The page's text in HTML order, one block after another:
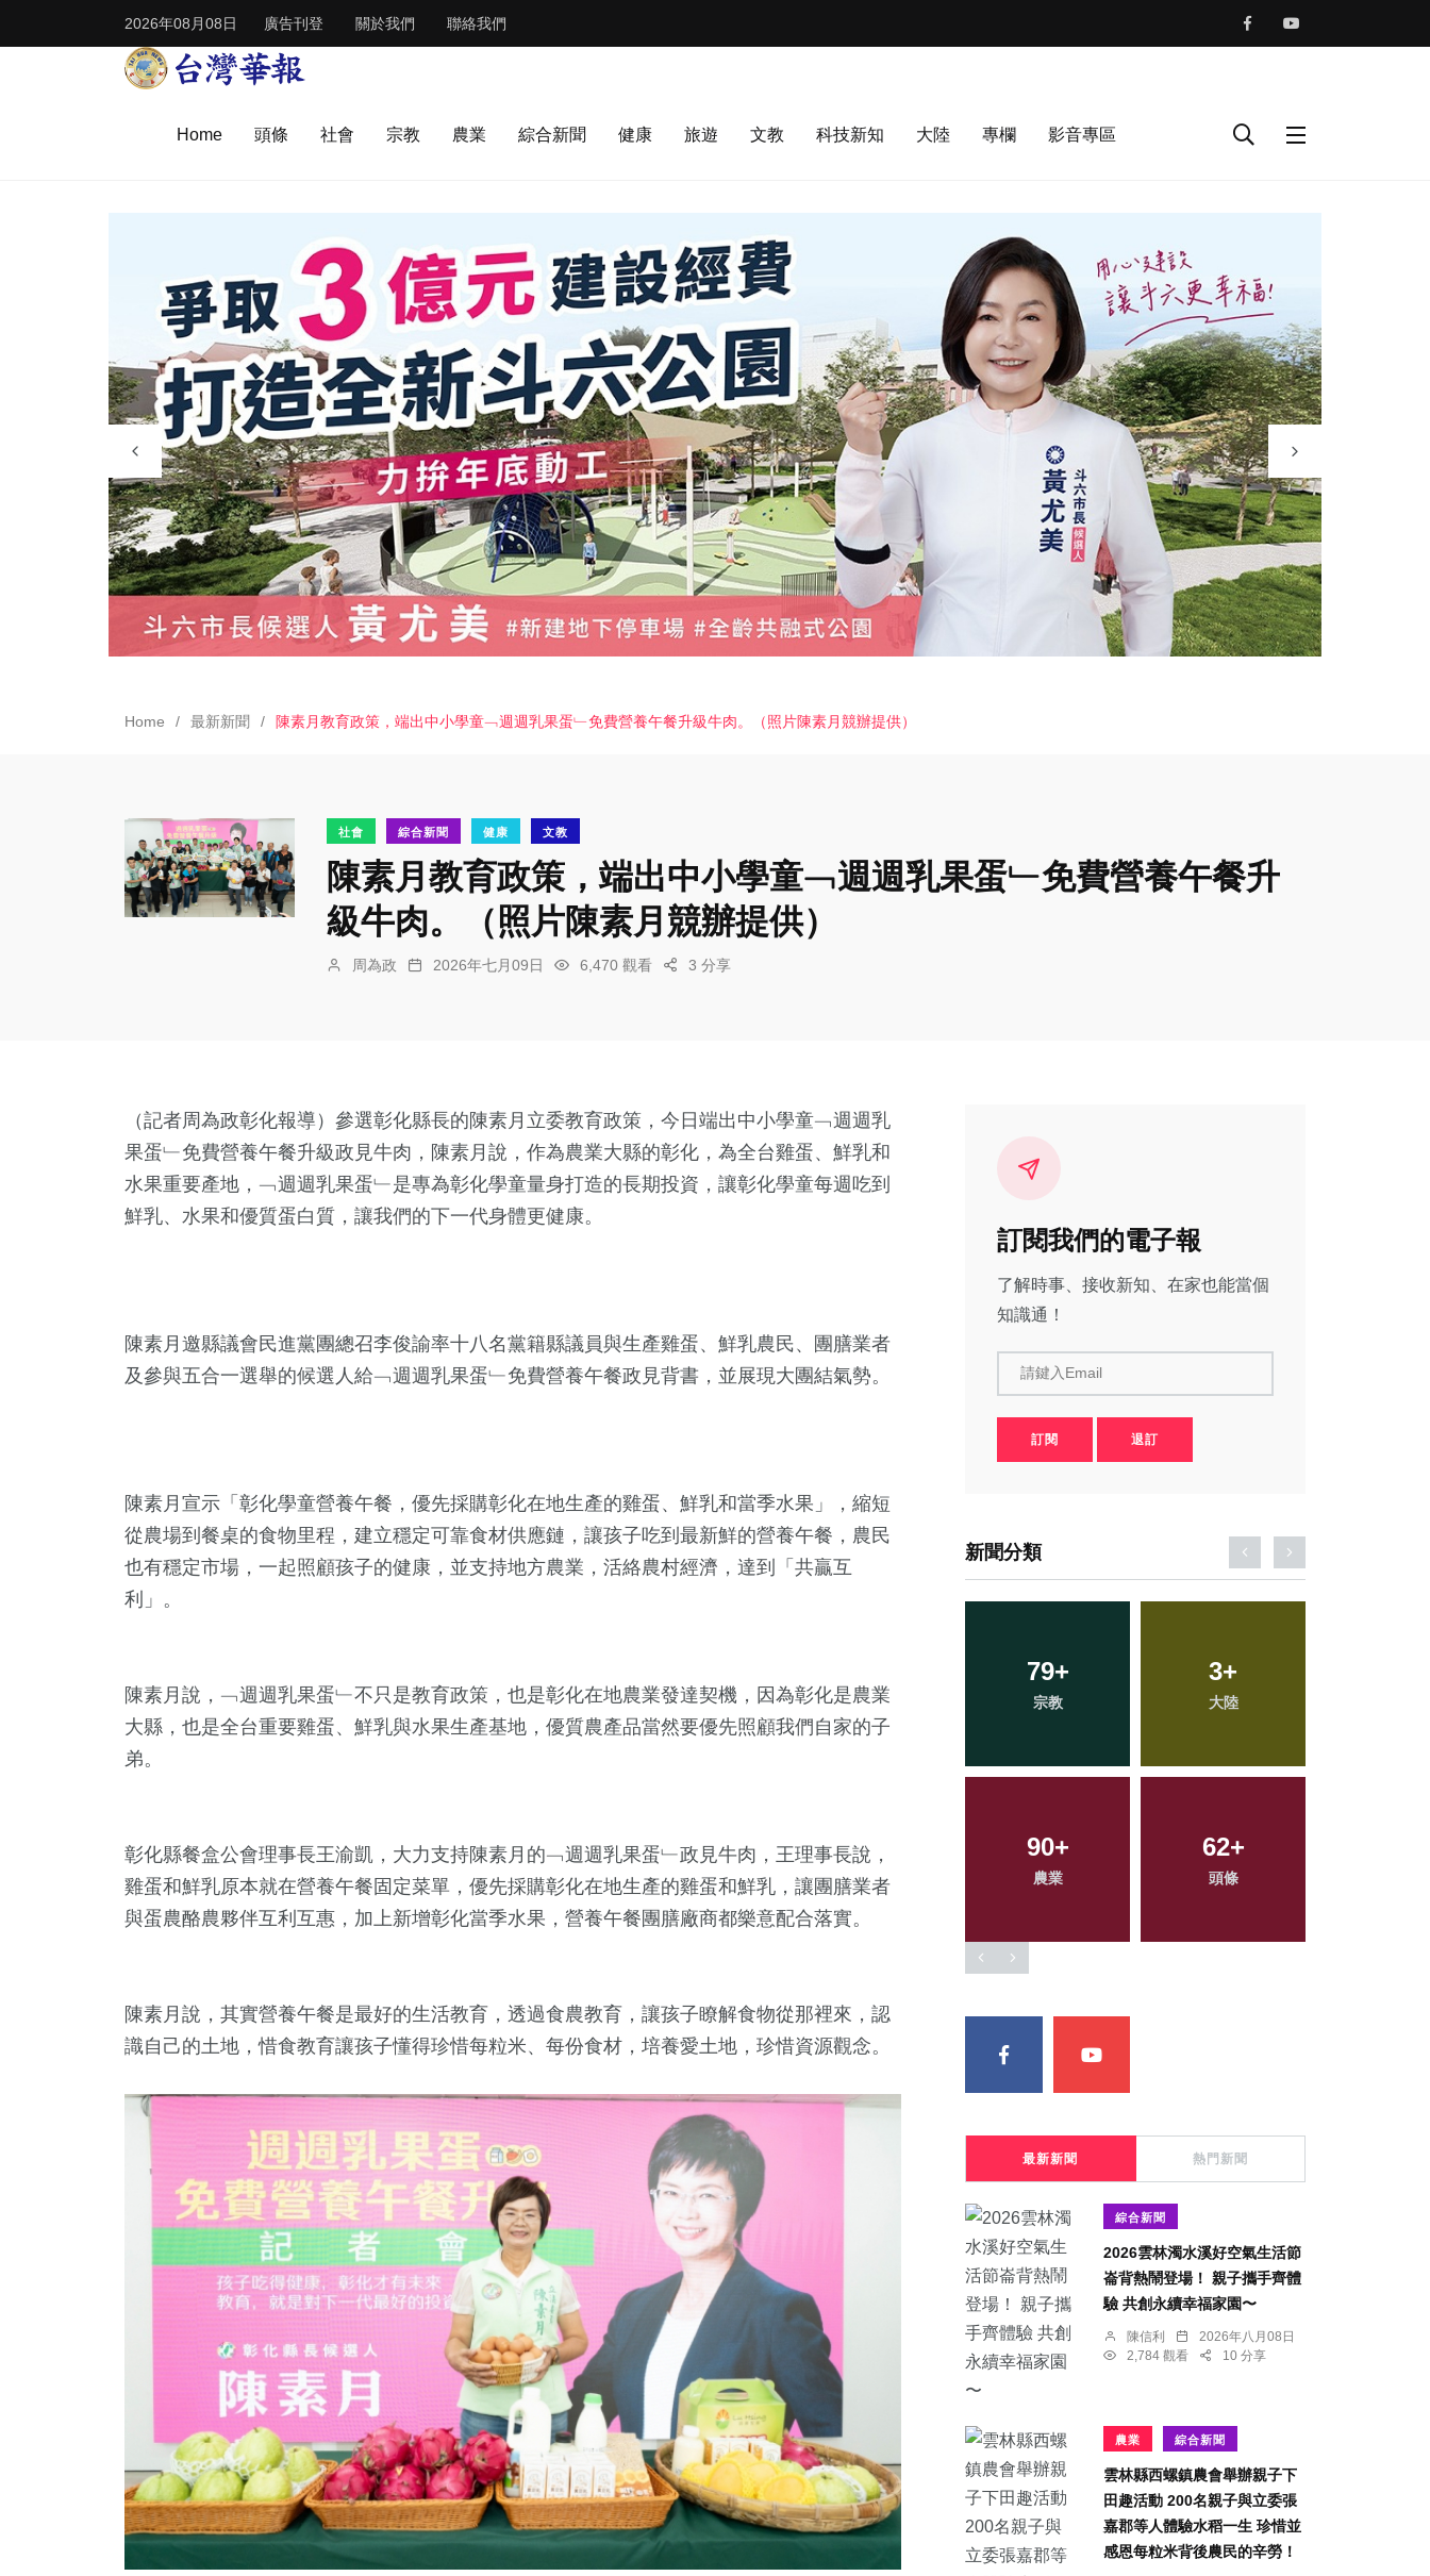
2026年08月08日 廣告刊登 關於我們 聯絡我們
Home 頭條 社會 宗教 農業 綜合新聞 健康 旅遊 文教 科技新知 大陸 專欄 影音專區
Home 最新新聞 陳素月教育政策，端出中小學童﹁週週乳果蛋﹂免費營養午餐升級牛肉。（照片陳素月競辦提供）
社會 綜合新聞 健康 文教
陳素月教育政策，端出中小學童﹁週週乳果蛋﹂免費營養午餐升
級牛肉。（照片陳素月競辦提供）
周為政 2026年七月09日 6,470 觀看 3 分享
（記者周為政彰化報導）參選彰化縣長的陳素月立委教育政策，今日端出中小學童﹁週週乳
果蛋﹂免費營養午餐升級政見牛肉，陳素月說，作為農業大縣的彰化，為全台雞蛋、鮮乳和
水果重要產地，﹁週週乳果蛋﹂是專為彰化學童量身打造的長期投資，讓彰化學童每週吃到
鮮乳、水果和優質蛋白質，讓我們的下一代身體更健康。
陳素月邀縣議會民進黨團總召李俊諭率十八名黨籍縣議員與生產雞蛋、鮮乳農民、團膳業者
及參與五合一選舉的候選人給﹁週週乳果蛋﹂免費營養午餐政見背書，並展現大團結氣勢。
陳素月宣示「彰化學童營養午餐，優先採購彰化在地生產的雞蛋、鮮乳和當季水果」，縮短
從農場到餐桌的食物里程，建立穩定可靠食材供應鏈，讓孩子吃到最新鮮的營養午餐，農民
也有穩定市場，一起照顧孩子的健康，並支持地方農業，活絡農村經濟，達到「共贏互
利」。
陳素月說，﹁週週乳果蛋﹂不只是教育政策，也是彰化在地農業發達契機，因為彰化是農業
大縣，也是全台重要雞蛋、鮮乳與水果生產基地，優質農產品當然要優先照顧我們自家的子
弟。
彰化縣餐盒公會理事長王渝凱，大力支持陳素月的﹁週週乳果蛋﹂政見牛肉，王理事長說，
雞蛋和鮮乳原本就在營養午餐固定菜單，優先採購彰化在地生產的雞蛋和鮮乳，讓團膳業者
與蛋農酪農夥伴互利互惠，加上新增彰化當季水果，營養午餐團膳廠商都樂意配合落實。
陳素月說，其實營養午餐是最好的生活教育，透過食農教育，讓孩子瞭解食物從那裡來，認
識自己的土地，惜食教育讓孩子懂得珍惜每粒米、每份食材，培養愛土地，珍惜資源觀念。
訂閱我們的電子報
了解時事、接收新知、在家也能當個
知識通！
請鍵入Email
訂閱 退訂
新聞分類
旅遊
285+
文教
綜合新聞 社會
143 +
專欄
宗教 大陸
90+
農業
62
頭條
41+
科技新知
194
旅遊
259+
健康
285+
文教
最新新聞 熱門新聞
綜合新聞
2026雲林濁水溪好空氣生活節
崙背熱鬧登場！ 親子攜手齊體
驗 共創永續幸福家園〜
陳信利
2026年八月08日
2,784 觀看
10 分享
農業 綜合新聞
雲林縣西螺鎮農會舉辦親子下
田趣活動 200名親子與立委張
嘉郡等人體驗水稻一生 珍惜並
感恩每粒米背後農民的辛勞！